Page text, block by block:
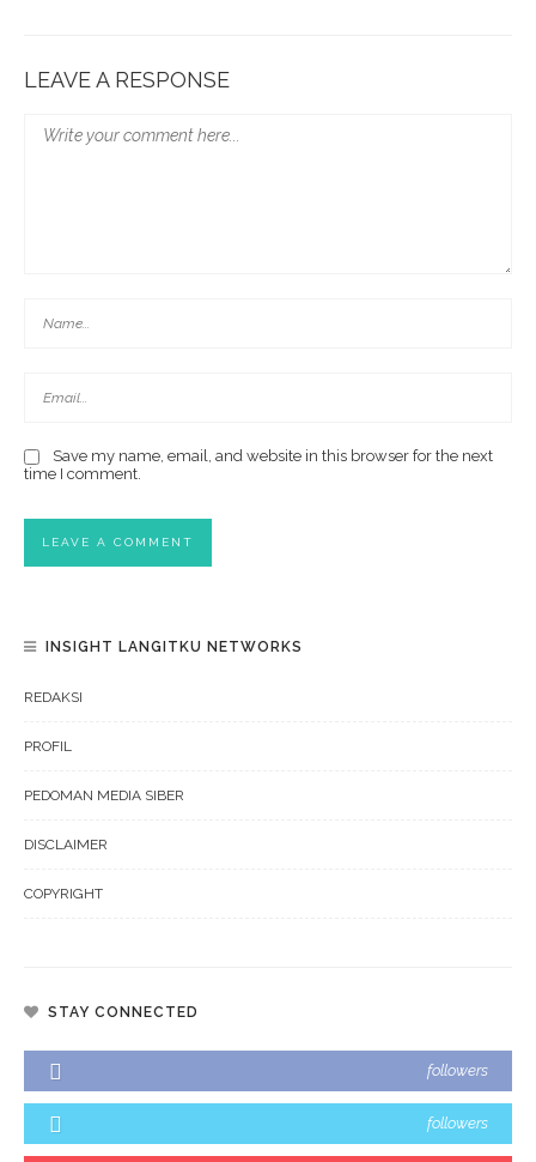
LEAVE A RESPONSE
Save my name, email, and website in this browser for the next
time I comment.
INSIGHT LANGITKU NETWORKS
REDAKSI
PROFIL
PEDOMAN MEDIA SIBER
DISCLAIMER
COPYRIGHT
STAY CONNECTED
followers
followers